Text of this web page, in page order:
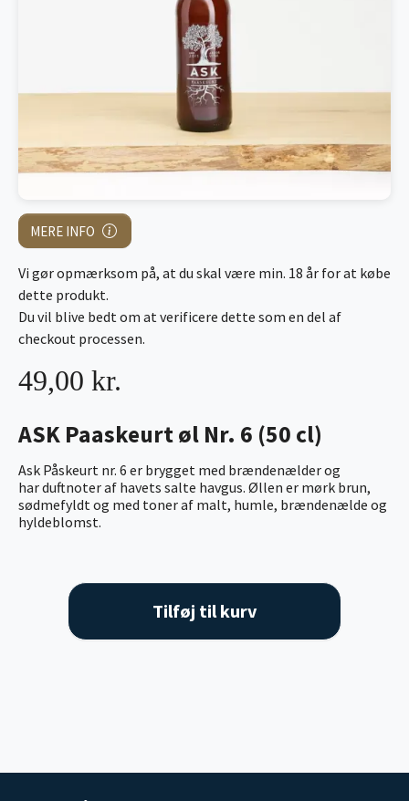
MERE INFO
ASK Paaskeurt øl Nr. 6 (50 cl)
Ask Påskeurt nr. 6 er brygget med brændenælder og
har duftnoter af havets salte havgus. Øllen er mørk brun,
sødmefyldt og med toner af malt, humle, brændenælde og
hyldeblomst.
49,00 kr.
Vi gør opmærksom på, at du skal være min. 18 år for at købe
dette produkt.
Du vil blive bedt om at verificere dette som en del af
checkout processen.
Tilføj til kurv